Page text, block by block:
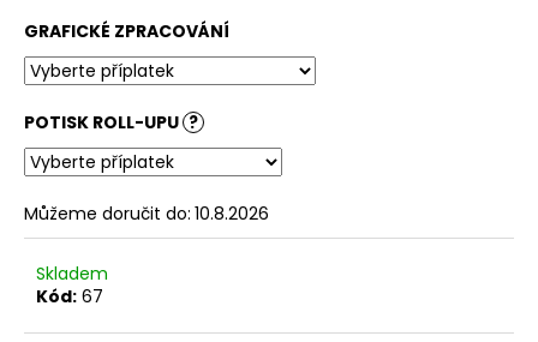
GRAFICKÉ ZPRACOVÁNÍ
POTISK ROLL-UPU ?
Můžeme doručit do: 10.8.2026
Skladem
Kód: 67